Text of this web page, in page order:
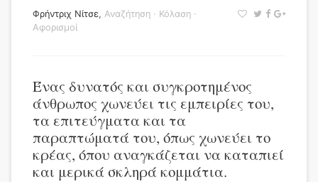
Φρήντριχ Νίτσε, Αναζήτηση · Κόλαση ·
Αφορισμοί
Ένας δυνατός και συγκροτημένος
άνθρωπος χωνεύει τις εμπειρίες του,
τα επιτεύγματα και τα
παραπτώματά του, όπως χωνεύει το
κρέας, όπου αναγκάζεται να καταπιεί
και μερικά σκληρά κομμάτια.